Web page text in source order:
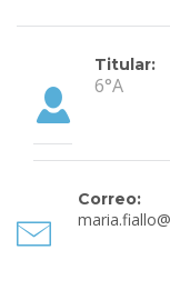
Titular:
6°A
Correo: